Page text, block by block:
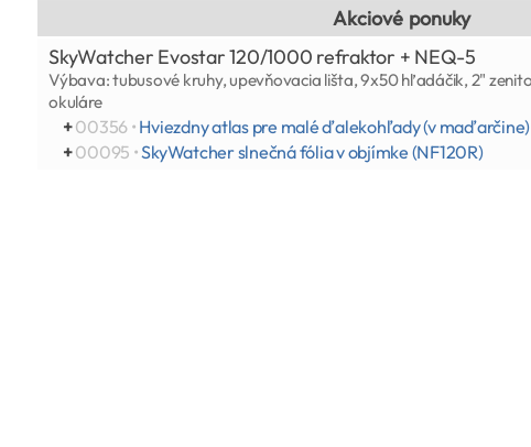
Akciové ponuky
SkyWatcher Evostar 120/1000 refraktor + NEQ-5
Výbava: tubusové kruhy, upevňovacia lišta, 9x50 hľadáčik, 2"
okuláre
+00356 • Hviezdny atlas pre malé ďalekohľady (v maďarčine)
+00095 •SkyWatcher slnečná fólia v objímke (NF120R)